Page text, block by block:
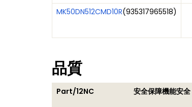
MK50DN512CMD10R(935317965518)
品質
Part/12NC 安全保障機能安全